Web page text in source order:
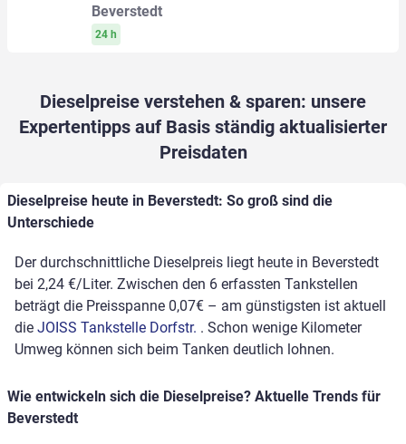
Beverstedt
24 h
Dieselpreise verstehen & sparen: unsere
Expertentipps auf Basis ständig aktualisierter
Preisdaten
Dieselpreise heute in Beverstedt: So groß sind die
Unterschiede
Der durchschnittliche Dieselpreis liegt heute in Beverstedt
bei 2,24 €/Liter. Zwischen den 6 erfassten Tankstellen
beträgt die Preisspanne 0,07€ – am günstigsten ist aktuell
die JOISS Tankstelle Dorfstr. . Schon wenige Kilometer
Umweg können sich beim Tanken deutlich lohnen.
Wie entwickeln sich die Dieselpreise? Aktuelle Trends für
Beverstedt